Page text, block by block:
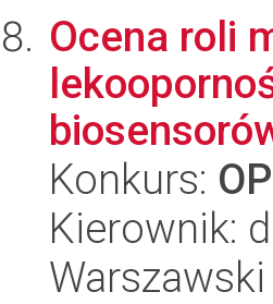
Ocena roli
Konkurs:
Kierownik: